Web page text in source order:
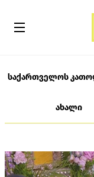
საქართველოს
ახალი